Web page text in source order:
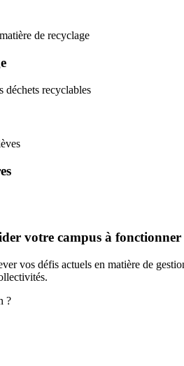
de recyclage
déchets recyclables
votre campus à
vos défis actuels en matière de
?